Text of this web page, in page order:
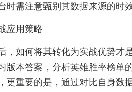
时需注意甄别其数据来源的时
应用策略
，如何将其转化为实战优势才
版本答案，分析英雄胜率榜单
更重要的是，通过对比自身数